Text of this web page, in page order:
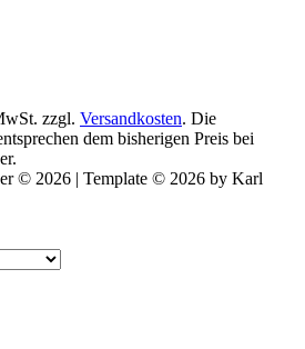
zzgl. Versandkosten. Die
dem bisherigen Preis bei
© 2026 | Template © 2026 by Karl